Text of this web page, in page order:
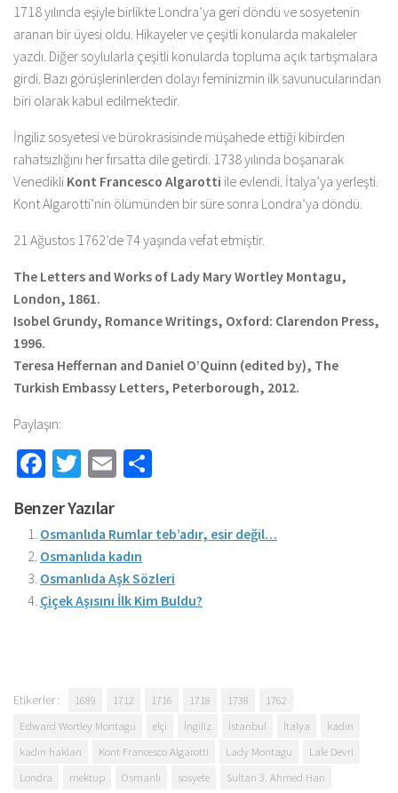
1718 yılında eşiyle birlikte Londra’ya geri döndü ve sosyetenin
aranan bir üyesi oldu. Hikayeler ve çeşitli konularda makaleler
yazdı. Diğer soylularla çeşitli konularda topluma açık tartışmalara
girdi. Bazı görüşlerinlerden dolayı feminizmin ilk savunucularından
biri olarak kabul edilmektedir.
İngiliz sosyetesi ve bürokrasisinde müşahede ettiği kibirden
rahatsızlığını her fırsatta dile getirdi. 1738 yılında boşanarak
Venedikli Kont Francesco Algarotti ile evlendi. İtalya’ya yerleşti.
Kont Algarotti’nin ölümünden bir süre sonra Londra’ya döndü.
21 Ağustos 1762’de 74 yaşında vefat etmiştir.
The Letters and Works of Lady Mary Wortley Montagu,
London, 1861.
Isobel Grundy, Romance Writings, Oxford: Clarendon Press,
1996.
Teresa Heffernan and Daniel O’Quinn (edited by), The
Turkish Embassy Letters, Peterborough, 2012.
Paylaşın:
Facebook
Twitter
Email
Benzer Yazılar
Osmanlıda Rumlar teb’adır, esir değil…
Osmanlıda kadın
Osmanlıda Aşk Sözleri
Çiçek Aşısını İlk Kim Buldu?
Etikerler: 1689 1712 1716 1718 1738
1762
Edward Wortley Montagu
elçi İngiliz İstanbul İtalya
kadın
kadın hakları
Kont Francesco Algarotti Lady Montagu
Lale Devri
Londra
mektup Osmanlı sosyete Sultan 3. Ahmed Han